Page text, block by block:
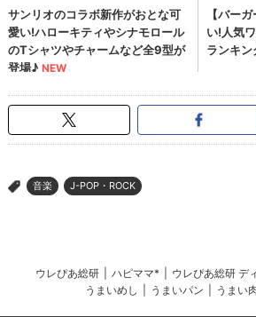
> 音楽 J-POP・ROCK
ウレぴあ総研 ハピママ* ウレぴあ総研 デ
うまいめし
うまいパン うまい